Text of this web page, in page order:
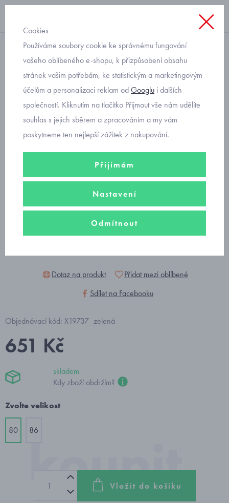
s kapucí
zábavná mikina pro
batolata Mayoral 2460-64
Dotaz na produkt
Přidat mezi oblíbené
Sdílet na Facebooku
Objednávací kód: X19737_zelená
651 Kč
skladem
Kdy zboží obdržím?
Zvolte velikost
80 86
Vložit do košíku
Cookies
Používáme soubory cookie ke správnému fungování
vašeho oblíbeného e-shopu, k přizpůsobení obsahu
stránek vašim potřebám, ke statistickým a marketingovým
účelům a personalizaci reklam odGooglu i dalších
společností. Kliknutím na tlačítko Přijmout vše nám udělíte
souhlas s jejich sběrem a zpracováním a my vám
poskytneme ten nejlepší zážitek z nakupování.
Přijímám
Nastavení
Odmítnout